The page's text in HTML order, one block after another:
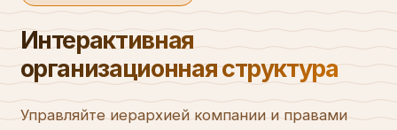
Интерактивная
организационная структура
Управляйте иерархией компании и правами